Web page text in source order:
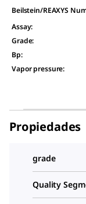
Beilstein/REAXYS
Assay:
Grade:
Bp:
Vapor pressure:
Propiedades
grade
Quality